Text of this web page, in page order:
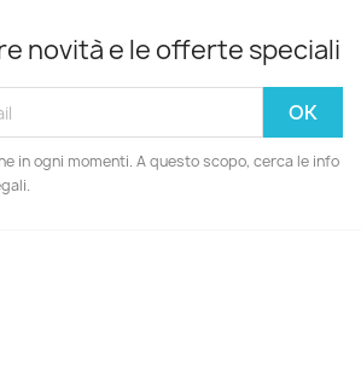
novità e le offerte speciali
in ogni momenti. A questo scopo, cerca le info